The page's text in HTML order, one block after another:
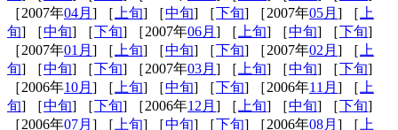
［2007年04月 ] ［上旬] ［中旬] ［ 下旬] ［2007年05月 ] ［上
旬] ［中旬] ［ 下旬] ［2007年06月 ] ［上旬] ［中旬] ［ 下旬]
［2007年01月 ] ［上旬] ［中旬] ［ 下旬] ［2007年02月 ] ［上
旬] ［中旬] ［ 下旬] ［2007年03月 ] ［上旬] ［中旬] ［ 下旬]
［2006年10月 ] ［上旬] ［中旬] ［ 下旬] ［2006年11月 ] ［上
旬] ［中旬] ［ 下旬] ［2006年12月 ] ［上旬] ［中旬] ［ 下旬]
［2006年07月 ] ［上旬] ［中旬] ［ 下旬] ［2006年08月 ] ［上